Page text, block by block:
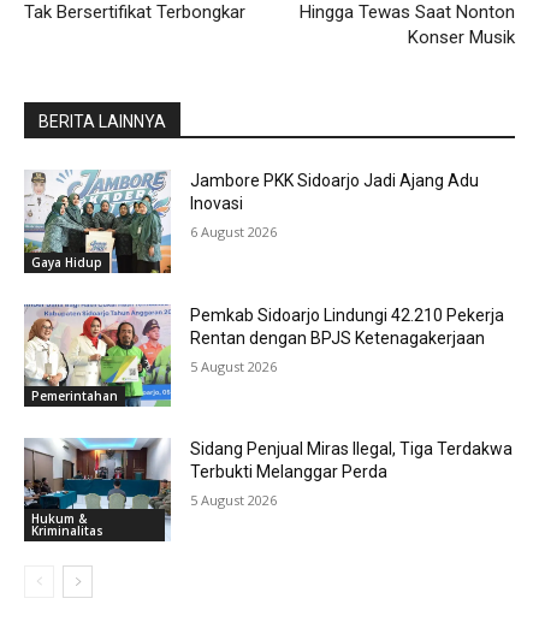
Tak Bersertifikat Terbongkar
Hingga Tewas Saat Nonton
Konser Musik
BERITA LAINNYA
Gaya Hidup
Jambore PKK Sidoarjo Jadi Ajang Adu
Inovasi
6 August 2026
Pemerintahan
Pemkab Sidoarjo Lindungi 42.210 Pekerja
Rentan dengan BPJS Ketenagakerjaan
5 August 2026
Hukum &
Kriminalitas
Sidang Penjual Miras Ilegal, Tiga Terdakwa
Terbukti Melanggar Perda
5 August 2026